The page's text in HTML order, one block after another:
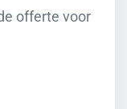
offerte voor